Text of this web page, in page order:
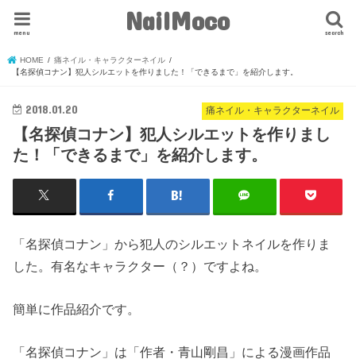
NailMoco search
menu
HOME
痛ネイル・キャラクターネイル
【名探偵コナン】犯人シルエットを作りました！「できるまで」を紹介します。
痛ネイル・キャラクターネイル
2018.01.20
【名探偵コナン】犯人シルエットを作りまし
た！「できるまで」を紹介します。
「名探偵コナン」から犯人のシルエットネイルを作りま
した。有名なキャラクター（？）ですよね。
簡単に作品紹介です。
「名探偵コナン」は「作者・青山剛昌」による漫画作品